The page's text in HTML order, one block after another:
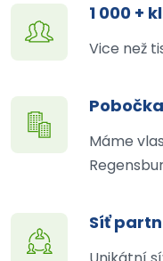
1 000 +
Vice než
Máme
Síť